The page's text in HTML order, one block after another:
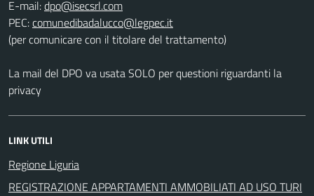
E-mail:
PEC:
(per comunicare con il titolare del trattamento)
La mail del DPO va usata SOLO per questioni riguardanti la
privacy
LINK UTILI
Regione Liguria
REGISTRAZIONE APPARTAMENTI AMMOBILIATI AD USO TURI